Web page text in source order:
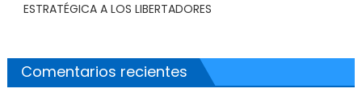
ESTRATÉGICA A LOS LIBERTADORES
Comentarios recientes